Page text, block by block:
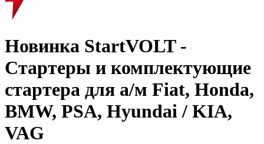
Новинка StartVOLT -
Стартеры и комплектующие
стартера для а/м Fiat, Honda,
BMW, PSA, Hyundai / KIA,
VAG